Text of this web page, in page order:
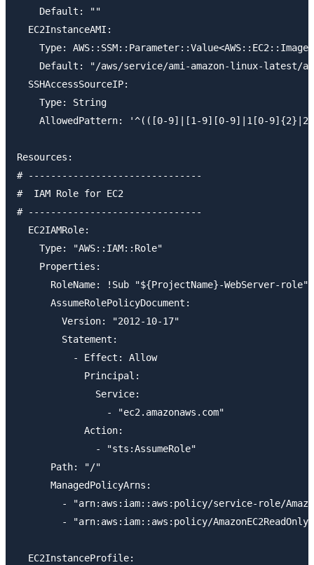
    Default: ""
  EC2InstanceAMI:
Type:
Default: "/aws/service/ami-amazon-linux-latest/
  SSHAccessSourceIP:
    Type: String
AllowedPattern: '^(([0-9]|[1-9][0-9]|1[0-
Resources:
# -------------------------------
#  IAM Role for EC2
# -------------------------------
  EC2IAMRole:
    Type: "AWS::IAM::Role"
    Properties:
      RoleName: !Sub "${ProjectName}-WebServer-role"
      AssumeRolePolicyDocument:
        Version: "2012-10-17"
        Statement:
          - Effect: Allow
            Principal:
              Service:
                - "ec2.amazonaws.com"
            Action:
              - "sts:AssumeRole"
      Path: "/"
      ManagedPolicyArns:
- "arn:aws:iam::aws:policy/service-role/
- "arn:aws:iam::aws:policy/
  EC2InstanceProfile: